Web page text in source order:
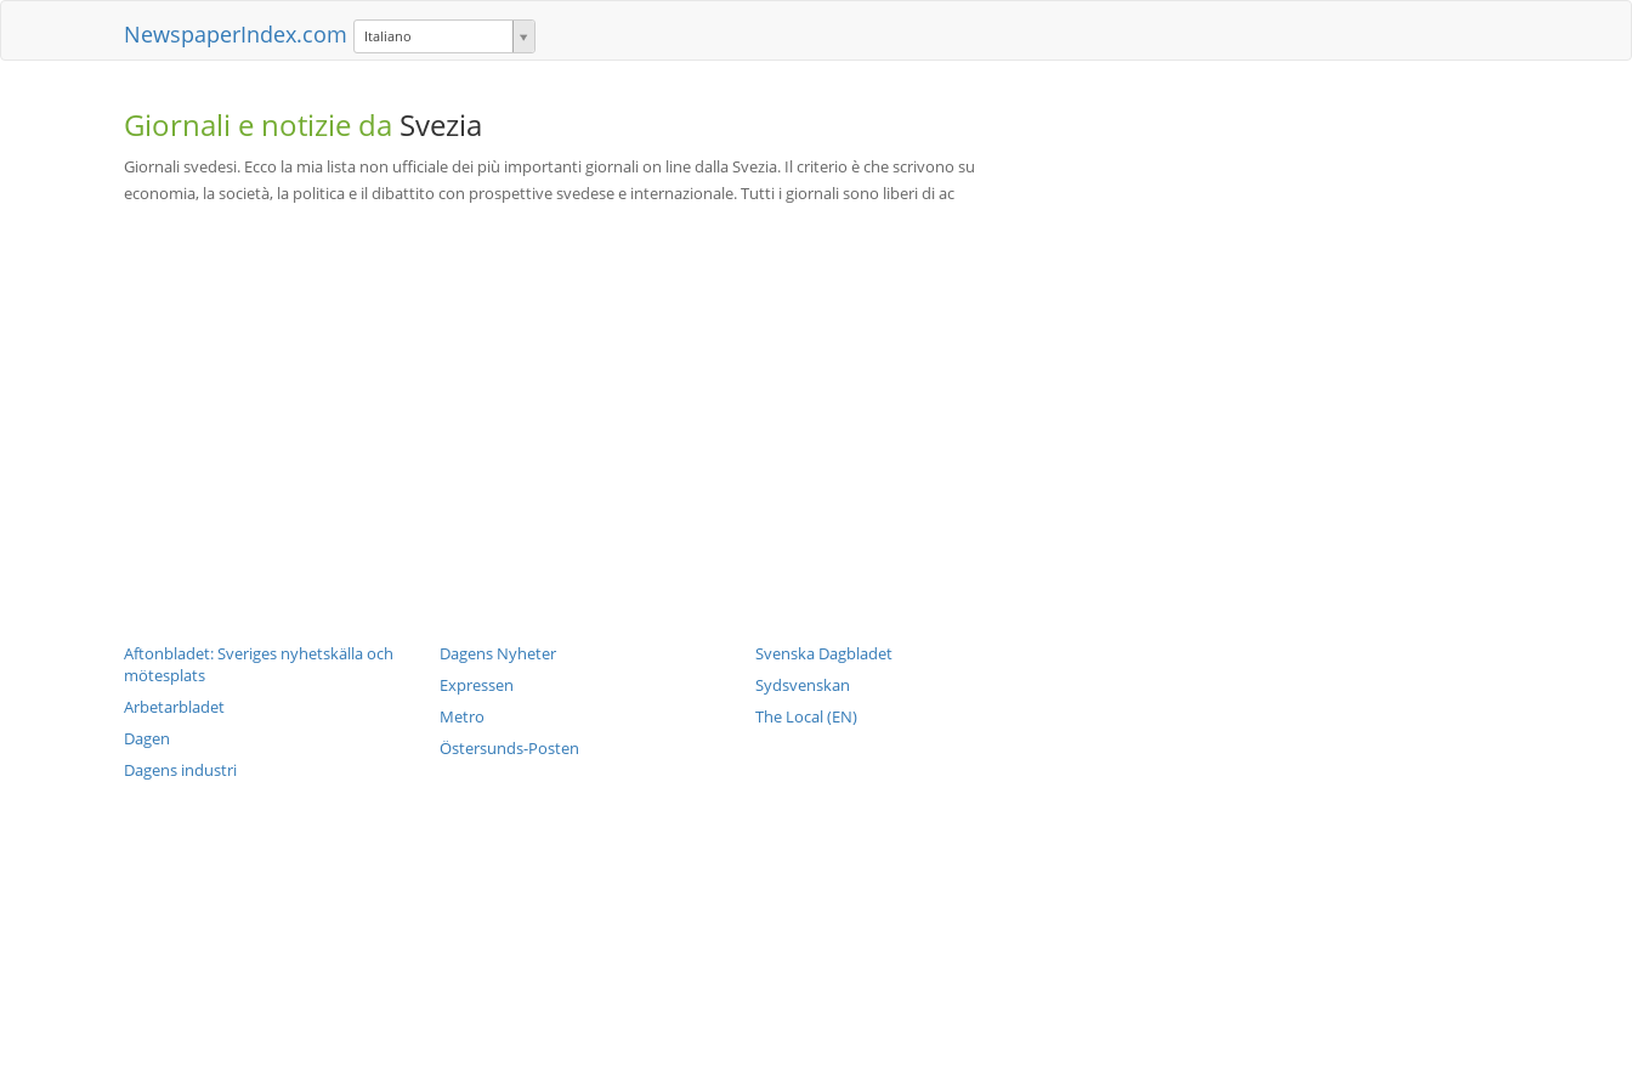
NewspaperIndex.com Italiano
Giornali e notizie da Svezia
Giornali svedesi. Ecco la mia lista non ufficiale dei più importanti giornali on line dalla Svezia. Il criterio è che scrivono su
economia, la società, la politica e il dibattito con prospettive svedese e internazionale. Tutti i giornali sono liberi di ac
Aftonbladet: Sveriges nyhetskälla och
mötesplats
Arbetarbladet
Dagen
Dagens industri
Dagens Nyheter
Expressen
Metro
Östersunds-Posten
Svenska Dagbladet
Sydsvenskan
The Local (EN)